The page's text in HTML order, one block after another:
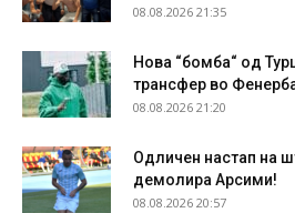
08.08.2026 21:35
Нова “бомба“ од
трансфер во
08.08.2026 21:20
Одличен настап на
демолира Арсими!
08.08.2026 20:57